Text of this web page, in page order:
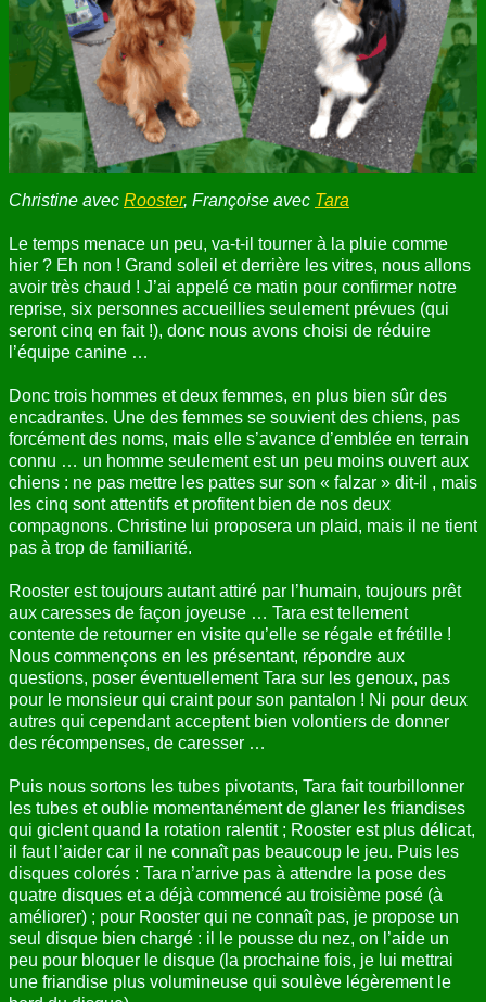
ANNUAIRE
CONTACT
Christine avec Rooster, Françoise avec Tara
Le temps menace un peu, va-t-il tourner à la pluie comme
hier ? Eh non ! Grand soleil et derrière les vitres, nous allons
avoir très chaud ! J’ai appelé ce matin pour confirmer notre
reprise, six personnes accueillies seulement prévues (qui
seront cinq en fait !), donc nous avons choisi de réduire
l’équipe canine …
Donc trois hommes et deux femmes, en plus bien sûr des
encadrantes. Une des femmes se souvient des chiens, pas
forcément des noms, mais elle s’avance d’emblée en terrain
connu … un homme seulement est un peu moins ouvert aux
chiens : ne pas mettre les pattes sur son « falzar » dit-il , mais
les cinq sont attentifs et profitent bien de nos deux
compagnons. Christine lui proposera un plaid, mais il ne tient
pas à trop de familiarité.
Rooster est toujours autant attiré par l’humain, toujours prêt
aux caresses de façon joyeuse … Tara est tellement
contente de retourner en visite qu’elle se régale et frétille !
Nous commençons en les présentant, répondre aux
questions, poser éventuellement Tara sur les genoux, pas
pour le monsieur qui craint pour son pantalon ! Ni pour deux
autres qui cependant acceptent bien volontiers de donner
des récompenses, de caresser …
Puis nous sortons les tubes pivotants, Tara fait tourbillonner
les tubes et oublie momentanément de glaner les friandises
qui giclent quand la rotation ralentit ; Rooster est plus délicat,
il faut l’aider car il ne connaît pas beaucoup le jeu. Puis les
disques colorés : Tara n’arrive pas à attendre la pose des
quatre disques et a déjà commencé au troisième posé (à
améliorer) ; pour Rooster qui ne connaît pas, je propose un
seul disque bien chargé : il le pousse du nez, on l’aide un
peu pour bloquer le disque (la prochaine fois, je lui mettrai
une friandise plus volumineuse qui soulève légèrement le